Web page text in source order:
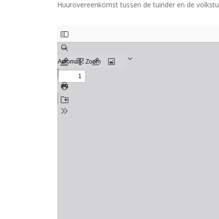
Huurovereenkomst tussen de tuinder en de